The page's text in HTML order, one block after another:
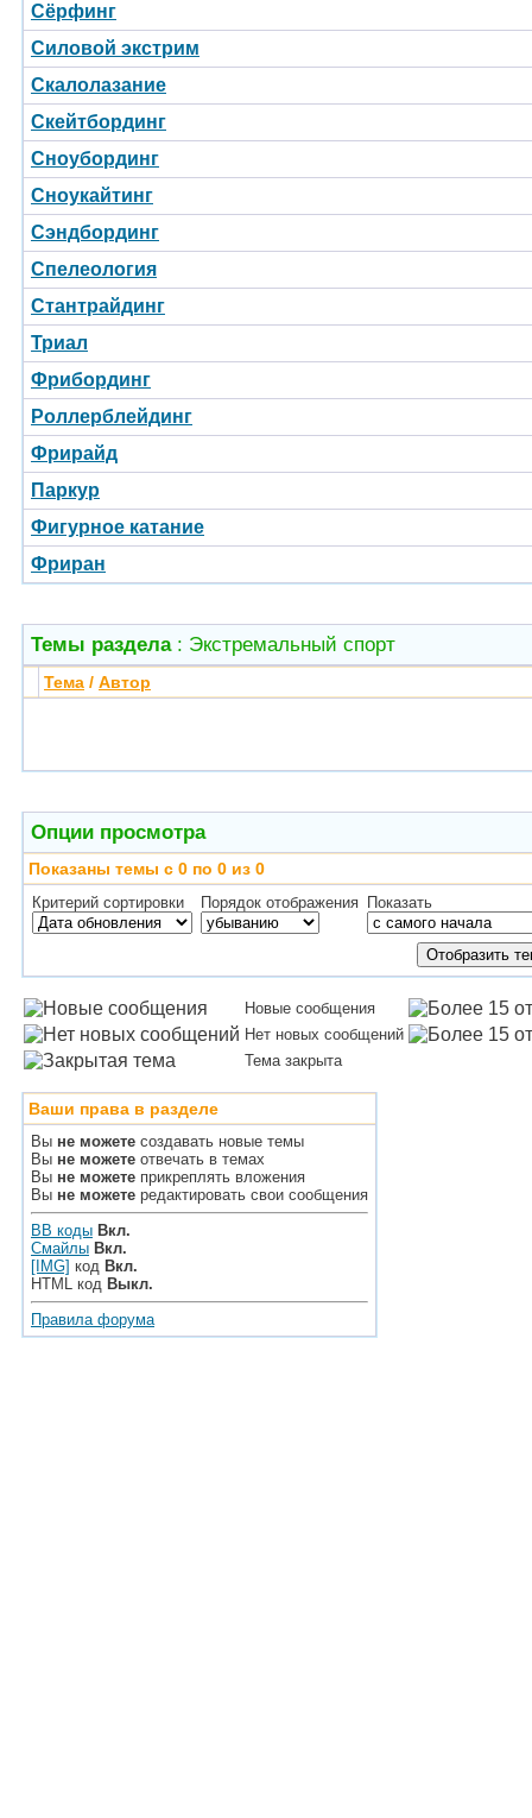
Сёрфинг
Силовой экстрим
Скалолазание
Скейтбординг
Сноубординг
Сноукайтинг
Сэндбординг
Спелеология
Стантрайдинг
Триал
Фрибординг
Роллерблейдинг
Фрирайд
Паркур
Фигурное катание
Фриран
Темы раздела: Экстремальный спорт
Тема / Автор
Опции просмотра
Показаны темы с 0 по 0 из 0
Критерий сортировки Порядок отображения Показать
Новые сообщения
Нет новых сообщений
Тема закрыта
Ваши права в разделе
Вы не можете создавать новые темы
Вы не можете отвечать в темах
Вы не можете прикреплять вложения
Вы не можете редактировать свои сообщения
BB коды Вкл.
Смайлы Вкл.
[IMG] код Вкл.
HTML код Выкл.
Правила форума